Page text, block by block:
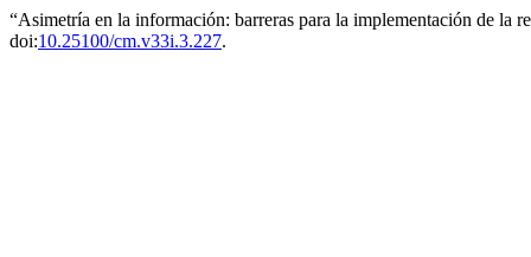
“Asimetría en la información: barreras para la implementación de la
doi:10.25100/cm.v33i.3.227.